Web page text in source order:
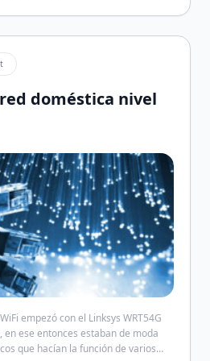
doméstica nivel
empezó con el Linksys WRT54G
en ese entonces estaban de moda
que hacían la función de varios